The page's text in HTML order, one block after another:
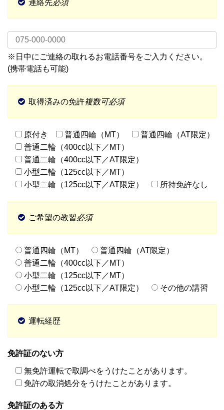
連絡先必須
※日中にご連絡の取れるお電話番号をご入力ください。
(携帯電話も可能)
取得済みの免許複数可必須
原付き 普通四輪（MT）
普通四輪（AT限定）
普通二輪（400cc以下／MT）
普通二輪（400cc以下／AT限定）
小型二輪（125cc以下／MT）
小型二輪（125cc以下／AT限定）
所持免許なし
ご希望の教習必須
普通四輪（MT）
普通四輪（AT限定）
普通二輪（400cc以下／MT）
小型二輪（125cc以下／MT）
小型二輪（125cc以下／AT限定）
その他の講習
運転経歴
免許証のない方
無免許運転で取調べをうけたことがあります。
免許の取消処分をうけたことがあります。
免許証のある方